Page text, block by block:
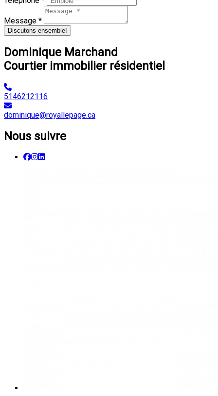
Message *
Discutons ensemble!
Dominique Marchand
Courtier immobilier résidentiel
5146212116
dominique@royallepage.ca
Nous suivre